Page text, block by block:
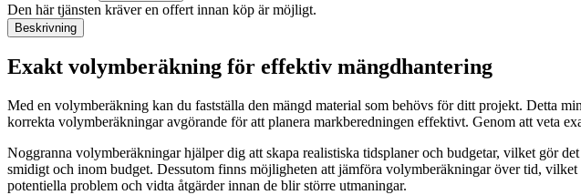
Den här tjänsten kräver en offert innan köp är möjligt.
Beskrivning
Exakt volymberäkning för effektiv mängdhantering
Med en volymberäkning kan du fastställa den mängd material som behövs för ditt projekt. Detta
korrekta volymberäkningar avgörande för att planera markberedningen effektivt. Genom att veta
Noggranna volymberäkningar hjälper dig att skapa realistiska tidsplaner och budgetar, vilket gör
smidigt och inom budget. Dessutom finns möjligheten att jämföra volymberäkningar över tid,
potentiella problem och vidta åtgärder innan de blir större utmaningar.